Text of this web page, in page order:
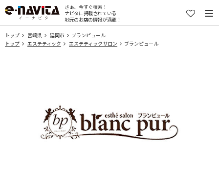
さぁ、今すぐ検索！
ナビタに掲載されている
地元のお店の情報が満載！
トップ 宮崎県 延岡市
ブランピュール
トップ
エステティック エステティックサロン ブランピュール